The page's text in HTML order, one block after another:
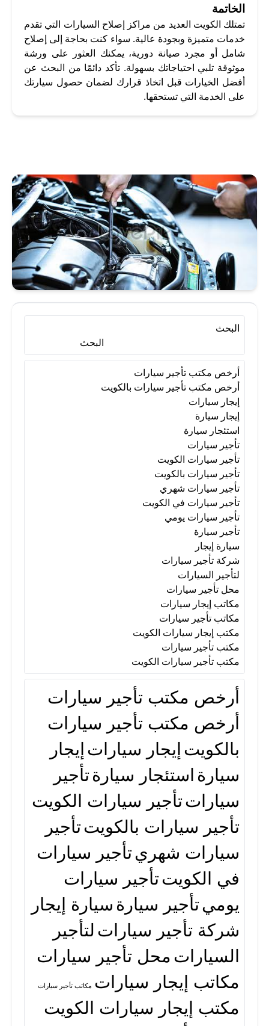
الخاتمة
تمتلك الكويت العديد من مراكز إصلاح السيارات التي تقدم
خدمات متميزة وبجودة عالية. سواء كنت بحاجة إلى إصلاح
شامل أو مجرد صيانة دورية، يمكنك العثور على ورشة
موثوقة تلبي احتياجاتك بسهولة. تأكد دائمًا من البحث عن
أفضل الخيارات قبل اتخاذ قرارك لضمان حصول سيارتك
على الخدمة التي تستحقها.
أرخص مكتب تأجير سيارات بالكويت
إيجار سيارات إيجار سيارة
استئجار سيارة تأجير سيارات
تأجير سيارات الكويت
تأجير سيارات شهري
تأجير سيارات في الكويت
تأجير سيارات يومي
سيارة إيجار شركة تأجير سيارات
لتأجير السيارات
مكاتب إيجار سيارات
مكتب إيجار سيارات الكويت
مكتب تأجير سيارات
مكتب تأجير سيارات الكويت
البحث
البحث
أرخص مكتب تأجير سيارات
أرخص مكتب تأجير سيارات بالكويت
إيجار سيارات
إيجار سيارة
استئجار سيارة
تأجير سيارات
تأجير سيارات الكويت
تأجير سيارات بالكويت
تأجير سيارات شهري
تأجير سيارات في الكويت
تأجير سيارات يومي
تأجير سيارة
سيارة إيجار
شركة تأجير سيارات
لتأجير السيارات
محل تأجير سيارات
مكاتب إيجار سيارات
مكاتب تأجير سيارات
مكتب إيجار سيارات الكويت
مكتب تأجير سيارات
مكتب تأجير سيارات الكويت
أرخص مكتب تأجير سيارات
أرخص مكتب تأجير سيارات
بالكويتإيجار سياراتإيجار
سيارة استئجار سيارةتأجير
سياراتتأجير سيارات الكويت
تأجير سيارات بالكويتتأجير
سيارات شهريتأجير سيارات
في الكويتتأجير سيارات
يوميتأجير سيارة سيارة إيجار
شركة تأجير سياراتلتأجير
السياراتمحل تأجير سيارات
مكاتب إيجار سيارات مكاتب تأجير سيارات
مكتب إيجار سيارات الكويت